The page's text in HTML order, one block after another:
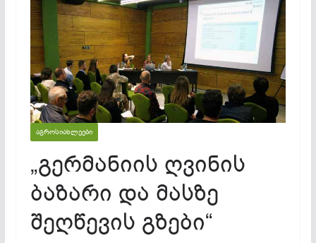
ᲐᲒᲠᲝᲡᲘᲐᲮᲚᲔᲔᲑᲘ
„გერმანიის ღვინის
ბაზარი და მასზე
შეღწევის გზები“